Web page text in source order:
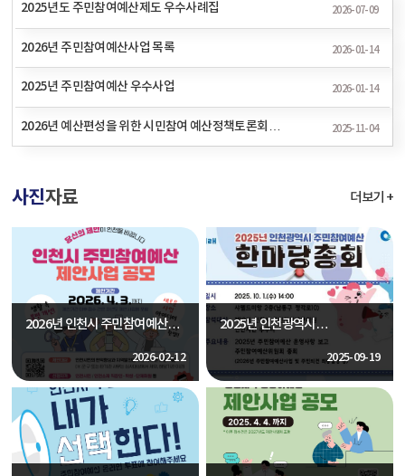
2025년도 주민참여예산제도 우수사례집 2026-07-09
2026년 주민참여예산사업 목록 2026-01-14
2025년 주민참여예산 우수사업 2026-01-14
2026년 예산편성을 위한 시민참여 예산정책토론회
2025-11-04
사진자료 더보기 +
2026년 인천시 주민참여예산
제안사업 공모
2026-02-12
2025년 인천광역시
주민참여예산 한마당 총회
2025-09-19